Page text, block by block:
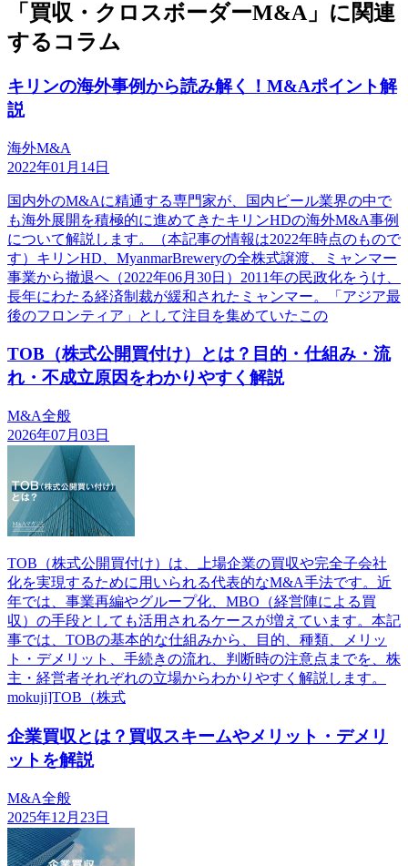
「買収・クロスボーダーM&A」に関連
するコラム
キリンの海外事例から読み解く！M&Aポイント解
説
海外M&A
2022年01月14日
国内外のM&Aに精通する専門家が、国内ビール業界の中で
も海外展開を積極的に進めてきたキリンHDの海外M&A事例
について解説します。（本記事の情報は2022年時点のもので
す）キリンHD、MyanmarBreweryの全株式譲渡、ミャンマー
事業から撤退へ（2022年06月30日）2011年の民政化をうけ、
長年にわたる経済制裁が緩和されたミャンマー。「アジア最
後のフロンティア」として注目を集めていたこの
TOB（株式公開買付け）とは？目的・仕組み・流
れ・不成立原因をわかりやすく解説
M&A全般
2026年07月03日
TOB（株式公開買付け）は、上場企業の買収や完全子会社
化を実現するために用いられる代表的なM&A手法です。近
年では、事業再編やグループ化、MBO（経営陣による買
収）の手段としても活用されるケースが増えています。本記
事では、TOBの基本的な仕組みから、目的、種類、メリッ
ト・デメリット、手続きの流れ、判断時の注意点までを、株
主・経営者それぞれの立場からわかりやすく解説します。
mokuji]TOB（株式
企業買収とは？買収スキームやメリット・デメリ
ットを解説
M&A全般
2025年12月23日